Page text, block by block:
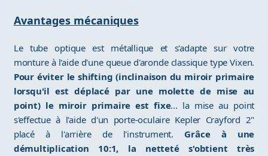
Avantages mécaniques
Le tube optique est métallique et s'adapte sur votre
monture à l'aide d'une queue d'aronde classique type Vixen.
Pour éviter le shifting (inclinaison du miroir primaire
lorsqu'il est déplacé par une molette de mise au
point) le miroir primaire est fixe... la mise au point
s'effectue à l'aide d'un porte-oculaire Kepler Crayford 2"
placé à l'arrière de l'instrument. Grâce à une
démultiplication 10:1, la netteté s'obtient très